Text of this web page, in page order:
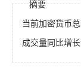
摘要
当前加密货币
成交量同比增